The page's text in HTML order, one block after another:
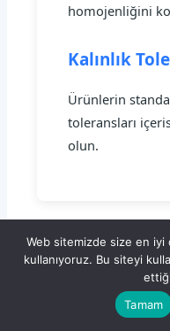
homojenliğini
Kalınlık
Ürünlerin
toleransları
olun.
DD14
Web sitemizde size en iyi
kullanıyoruz. Bu siteyi
Tamam